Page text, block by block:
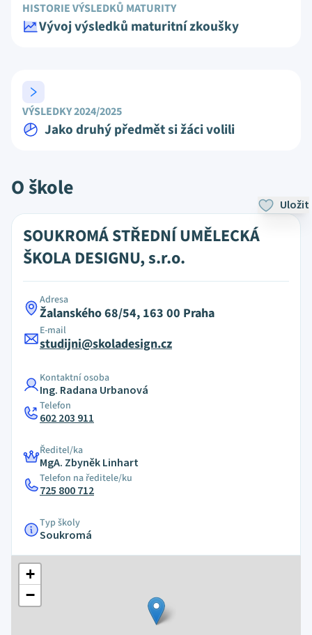
HISTORIE VÝSLEDKŮ MATURITY
Vývoj výsledků maturitní zkoušky
VÝSLEDKY 2024/2025
Jako druhý předmět si žáci volili
O škole
Uložit
SOUKROMÁ STŘEDNÍ UMĚLECKÁ
ŠKOLA DESIGNU, s.r.o.
Adresa
Žalanského 68/54, 163 00 Praha
E-mail
studijni@skoladesign.cz
Kontaktní osoba
Ing. Radana Urbanová
Telefon
602 203 911
Ředitel/ka
MgA. Zbyněk Linhart
Telefon na ředitele/ku
725 800 712
Typ školy
Soukromá
+
−